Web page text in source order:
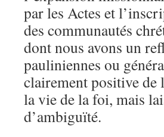
par les Actes et
des communautés
dont nous avons un
pauliniennes ou
clairement positive
la vie de la foi, mais
d’ambiguïté.